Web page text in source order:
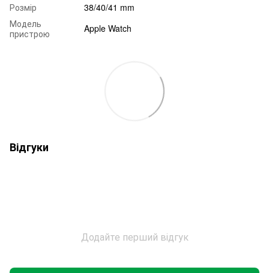
Розмір
38/40/41 mm
Модель
пристрою
Apple Watch
Відгуки
Додайте перший відгук